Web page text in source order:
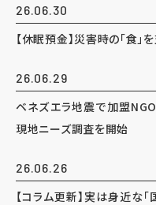
26.06.30
【休眠預金】災害時の「食」
26.06.29
ベネズエラ地震で加盟
現地ニーズ調査を開始
26.06.26
【コラム更新】実は身近な